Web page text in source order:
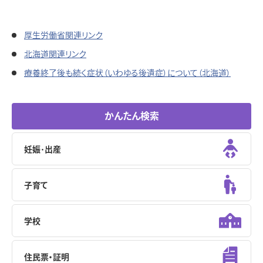
厚生労働省関連リンク
北海道関連リンク
療養終了後も続く症状（いわゆる後遺症）について（北海道）
かんたん検索
妊娠･出産
子育て
学校
住民票・証明